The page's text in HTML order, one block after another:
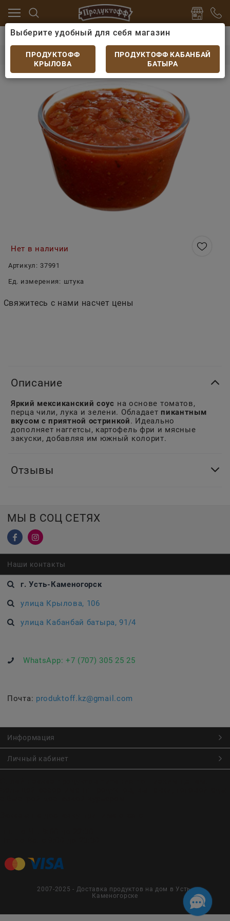
закуски, готовые блюда Закуски
Соус Сальса порц
Нет в наличии
Артикул: 37991
Ед. измерения: штука
Свяжитесь с нами насчет цены
Описание
Яркий мексиканский соус на основе томатов,
перца чили, лука и зелени. Обладает пикантным
вкусом с приятной остринкой. Идеально
дополняет наггетсы, картофель фри и мясные
закуски, добавляя им южный колорит.
Отзывы
МЫ В СОЦ СЕТЯХ
Наши контакты
г. Усть-Каменогорск
улица Крылова, 106
улица Кабанбай батыра, 91/4
WhatsApp: +7 (707) 305 25 25
Почта: produktoff.kz@gmail.com
Информация
Личный кабинет
2007-2025 - Доставка продуктов на дом в Усть-
Каменогорске
Выберите удобный для себя магазин
ПРОДУКТОФФ
КРЫЛОВА
ПРОДУКТОФФ КАБАНБАЙ
БАТЫРА